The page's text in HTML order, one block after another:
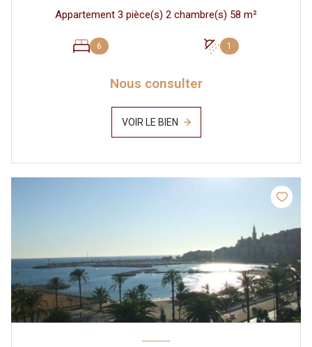
Appartement 3 pièce(s) 2 chambre(s) 58 m²
6 1
Nous consulter
VOIR LE BIEN